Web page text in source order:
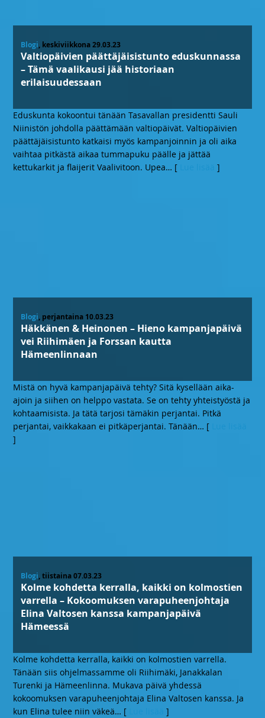
Blogi, keskiviikkona 29.03.23
Valtiopäivien päättäjäisistunto eduskunnassa
– Tämä vaalikausi jää historiaan
erilaisuudessaan
Eduskunta kokoontui tänään Tasavallan presidentti Sauli
Niinistön johdolla päättämään valtiopäivät. Valtiopäivien
päättäjäisistunto katkaisi myös kampanjoinnin ja oli aika
vaihtaa pitkästä aikaa tummapuku päälle ja jättää
kettukarkit ja flaijerit Vaalivitoon. Upea… [ ]
Blogi, perjantaina 10.03.23
Häkkänen & Heinonen – Hieno kampanjapäivä
vei Riihimäen ja Forssan kautta
Hämeenlinnaan
Mistä on hyvä kampanjapäivä tehty? Sitä kysellään aika-
ajoin ja siihen on helppo vastata. Se on tehty yhteistyöstä ja
kohtaamisista. Ja tätä tarjosi tämäkin perjantai. Pitkä
perjantai, vaikkakaan ei pitkäperjantai. Tänään… [
]
Blogi, tiistaina 07.03.23
Kolme kohdetta kerralla, kaikki on kolmostien
varrella – Kokoomuksen varapuheenjohtaja
Elina Valtosen kanssa kampanjapäivä
Hämeessä
Kolme kohdetta kerralla, kaikki on kolmostien varrella.
Tänään siis ohjelmassamme oli Riihimäki, Janakkalan
Turenki ja Hämeenlinna. Mukava päivä yhdessä
kokoomuksen varapuheenjohtaja Elina Valtosen kanssa. Ja
kun Elina tulee niin väkeä… [ ]